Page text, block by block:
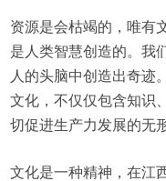
资源是会枯竭的，唯有
是人类智慧创造的。我
人的头脑中创造出奇迹
文化，不仅仅包含知
切促进生产力发展的无
文化是一种精神，在江